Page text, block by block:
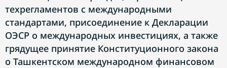
техрегламентов с международными
стандартами, присоединение к Декларации
ОЭСР о международных инвестициях, а также
грядущее принятие Конституционного закона
о Ташкентском международном финансовом